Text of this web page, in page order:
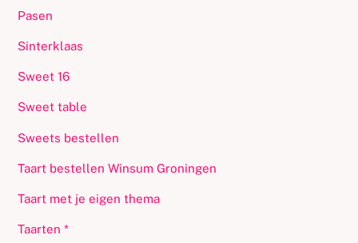
Pasen
Sinterklaas
Sweet 16
Sweet table
Sweets bestellen
Taart bestellen Winsum Groningen
Taart met je eigen thema
Taarten *